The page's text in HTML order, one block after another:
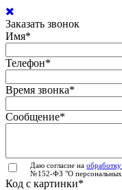
Заказать звонок
Имя*
Телефон*
Время звонка*
Сообщение*
Даю согласие на
№152-ФЗ "О
Код с картинки*